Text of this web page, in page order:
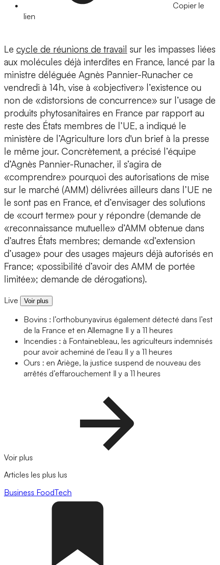
Copier le
lien
Le cycle de réunions de travail sur les impasses liées
aux molécules déjà interdites en France, lancé par la
ministre déléguée Agnès Pannier-Runacher ce
vendredi à 14h, vise à «objectiver» l’existence ou
non de «distorsions de concurrence» sur l’usage de
produits phytosanitaires en France par rapport au
reste des États membres de l’UE, a indiqué le
ministère de l’Agriculture lors d'un brief à la presse
le même jour. Concrètement, a précisé l’équipe
d’Agnès Pannier-Runacher, il s’agira de
«comprendre» pourquoi des autorisations de mise
sur le marché (AMM) délivrées ailleurs dans l’UE ne
le sont pas en France, et d’envisager des solutions
de «court terme» pour y répondre (demande de
«reconnaissance mutuelle» d’AMM obtenue dans
d’autres États membres; demande «d’extension
d’usage» pour des usages majeurs déjà autorisés en
France; «possibilité d’avoir des AMM de portée
limitée»; demande de dérogations).
Live Voir plus
Bovins : l’orthobunyavirus également détecté dans l’est
de la France et en Allemagne Il y a 11 heures
Incendies : à Fontainebleau, les agriculteurs indemnisés
pour avoir acheminé de l’eau Il y a 11 heures
Ours : en Ariège, la justice suspend de nouveau des
arrêtés d’effarouchement Il y a 11 heures
Voir plus
Articles les plus lus
Business FoodTech